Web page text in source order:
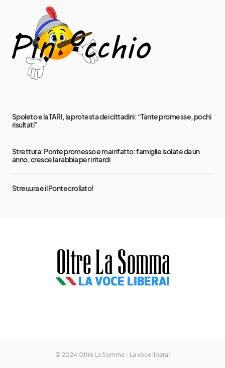
Spoleto e la TARI, la protesta dei cittadini: “Tante promesse, pochi
risultati”
Strettura: Ponte promesso e mai rifatto: famiglie isolate da un
anno, cresce la rabbia per i ritardi
Streuura e il Ponte crollato!
© 2024 Oltre La Somma - La voce libera!